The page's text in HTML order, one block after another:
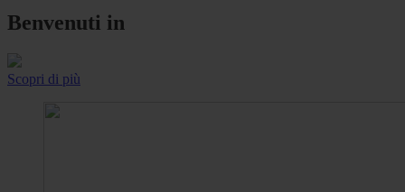
Benvenuti in
Scopri di più